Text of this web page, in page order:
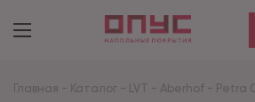
Главная - Каталог - LVT - Aberhof - Petra